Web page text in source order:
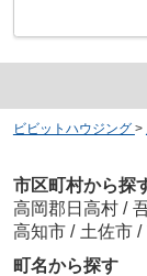
ビビットハウジング >
市区町村から探
高岡郡日高村 /
高知市 / 土佐市 /
町名から探す